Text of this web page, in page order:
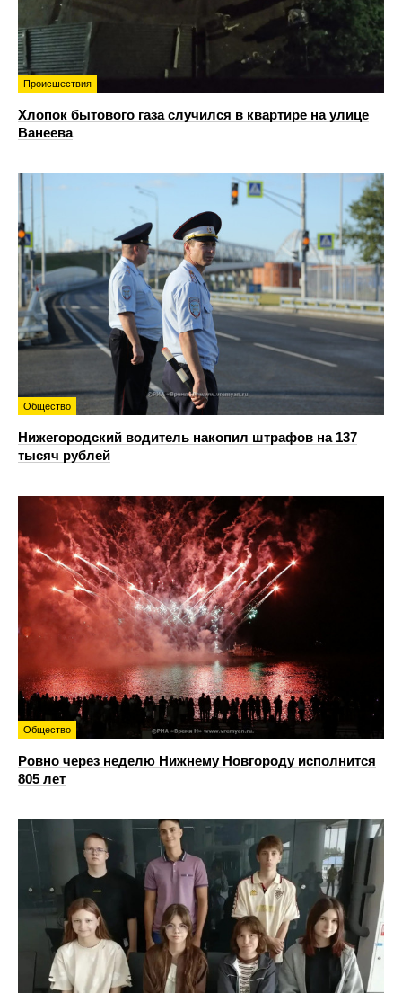
Происшествия
Хлопок бытового газа случился в квартире на улице
Ванеева
Общество
Нижегородский водитель накопил штрафов на 137
тысяч рублей
Общество
Ровно через неделю Нижнему Новгороду исполнится
805 лет